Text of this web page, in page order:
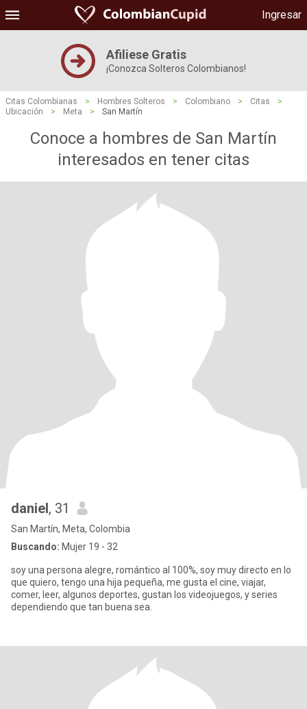
Ingresar
Afiliese Gratis
¡Conozca Solteros Colombianos!
Citas Colombianas > Hombres Solteros > Colombiano > Citas
>
Ubicación
> Meta > San Martín
Conoce a hombres de San Martín
interesados ​​en tener citas
daniel, 31
San Martín, Meta, Colombia
Buscando: Mujer 19 - 32
soy una persona alegre, romántico al 100%, soy muy directo en lo
que quiero, tengo una hija pequeña, me gusta el cine, viajar,
comer, leer, algunos deportes, gustan los videojuegos, y series
dependiendo que tan buena sea.